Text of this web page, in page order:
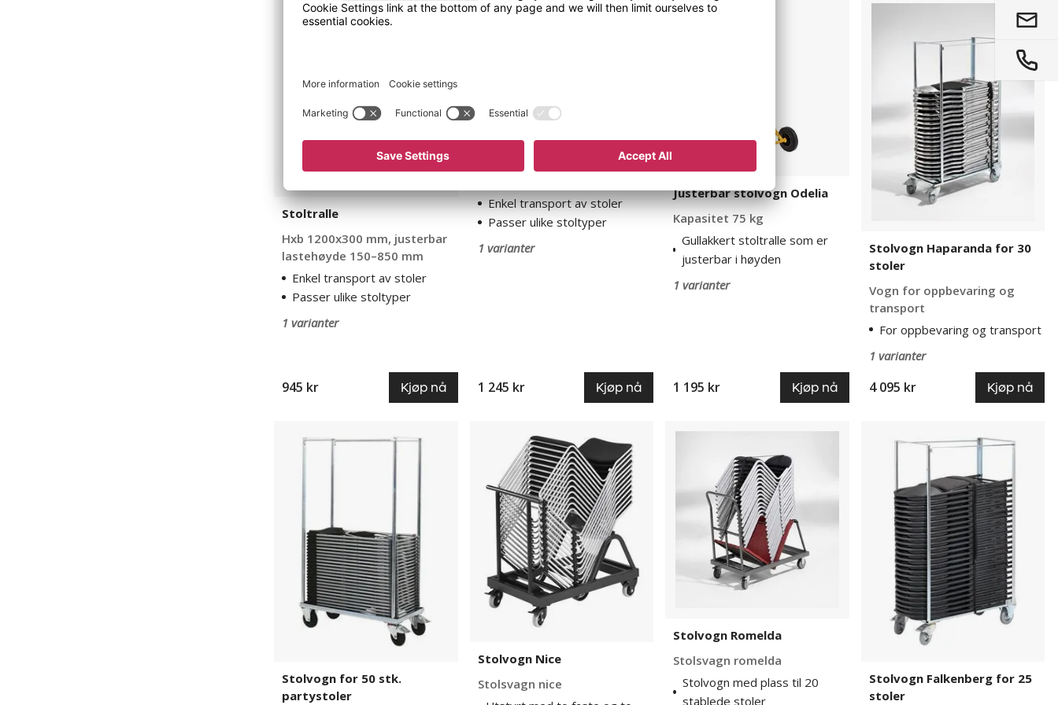
Stoltralle
Hxb 1200x300 mm, justerbar
lastehøyde 150–850 mm
Enkel transport av stoler
Passer ulike stoltyper
1 varianter
945 kr Kjøp nå
Mac
Stoltralle Mac Chair
Hxlxb 1160x360x660 mm,
Enkel transport av stoler
Passer ulike stoltyper
1 varianter
1 245 kr Kjøp nå
stolvogn
Justerbar stolvogn Odelia
Kapasitet 75 kg
Gullakkert stoltralle som er
justerbar i høyden
1 varianter
1 195 kr Kjøp nå
Stolvogn Haparanda for 30
stoler
Vogn for oppbevaring og
transport
For oppbevaring og transport
1 varianter
4 095 kr Kjøp nå
Stolvogn for 50 stk.
partystoler
Stolvogn Nice
Stolsvagn nice
Stolvogn
Stolvogn Romelda
Stolsvagn romelda
Stolvogn med plass til 20
stablede stoler
Falkenberg
stoler
Stolvogn Falkenberg for 25
stoler